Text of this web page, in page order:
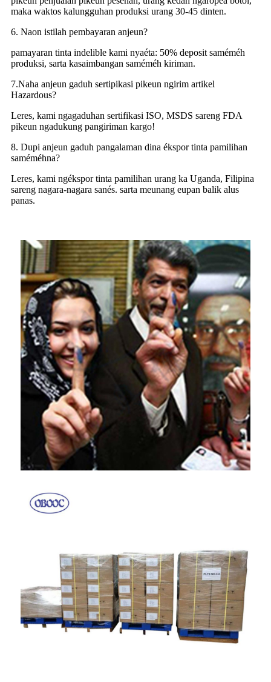
maka waktos kalungguhan produksi urang 30-45 dinten.
6. Naon istilah pembayaran anjeun?
pamayaran tinta indelible kami nyaéta: 50% deposit saméméh
produksi, sarta kasaimbangan saméméh kiriman.
7.Naha anjeun gaduh sertipikasi pikeun ngirim artikel
Hazardous?
Leres, kami ngagaduhan sertifikasi ISO, MSDS sareng FDA
pikeun ngadukung pangiriman kargo!
8. Dupi anjeun gaduh pangalaman dina ékspor tinta pamilihan
saméméhna?
Leres, kami ngékspor tinta pamilihan urang ka Uganda, Filipina
sareng nagara-nagara sanés. sarta meunang eupan balik alus
panas.